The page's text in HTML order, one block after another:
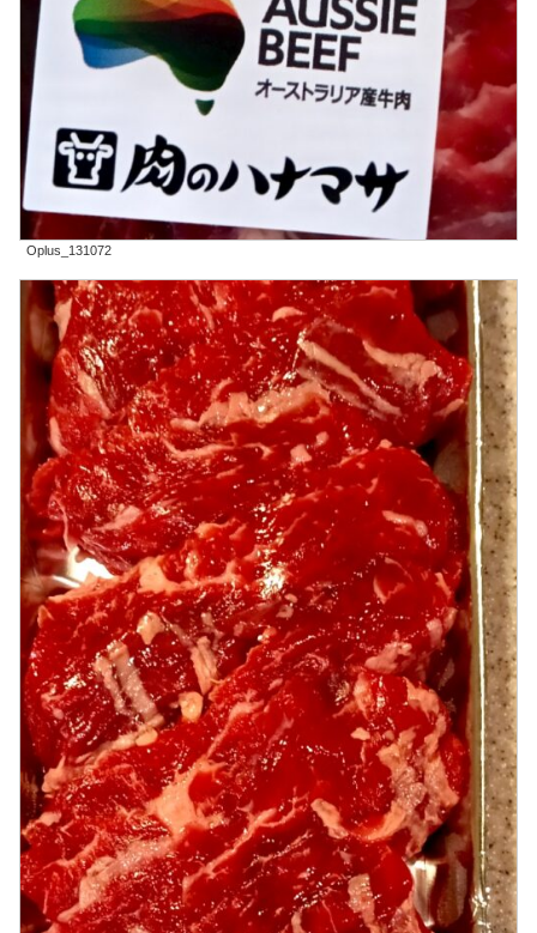
Oplus_131072